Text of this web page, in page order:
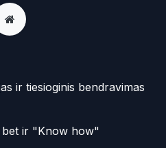
ir tiesioginis bendravimas
ir "Know how"